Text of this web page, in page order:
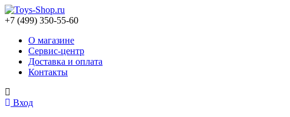
+7 (499) 350-55-60
О магазине
Сервис-центр
Доставка и оплата
Контакты
Вход